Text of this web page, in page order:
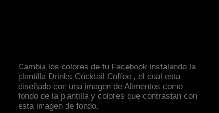
Cambia los colores de tu Facebook instalando la
plantilla Drinks Cocktail Coffee , el cual esta
diseñado con una imagen de Alimentos como
fondo de la plantilla y colores que contrastan con
esta imagen de fondo.